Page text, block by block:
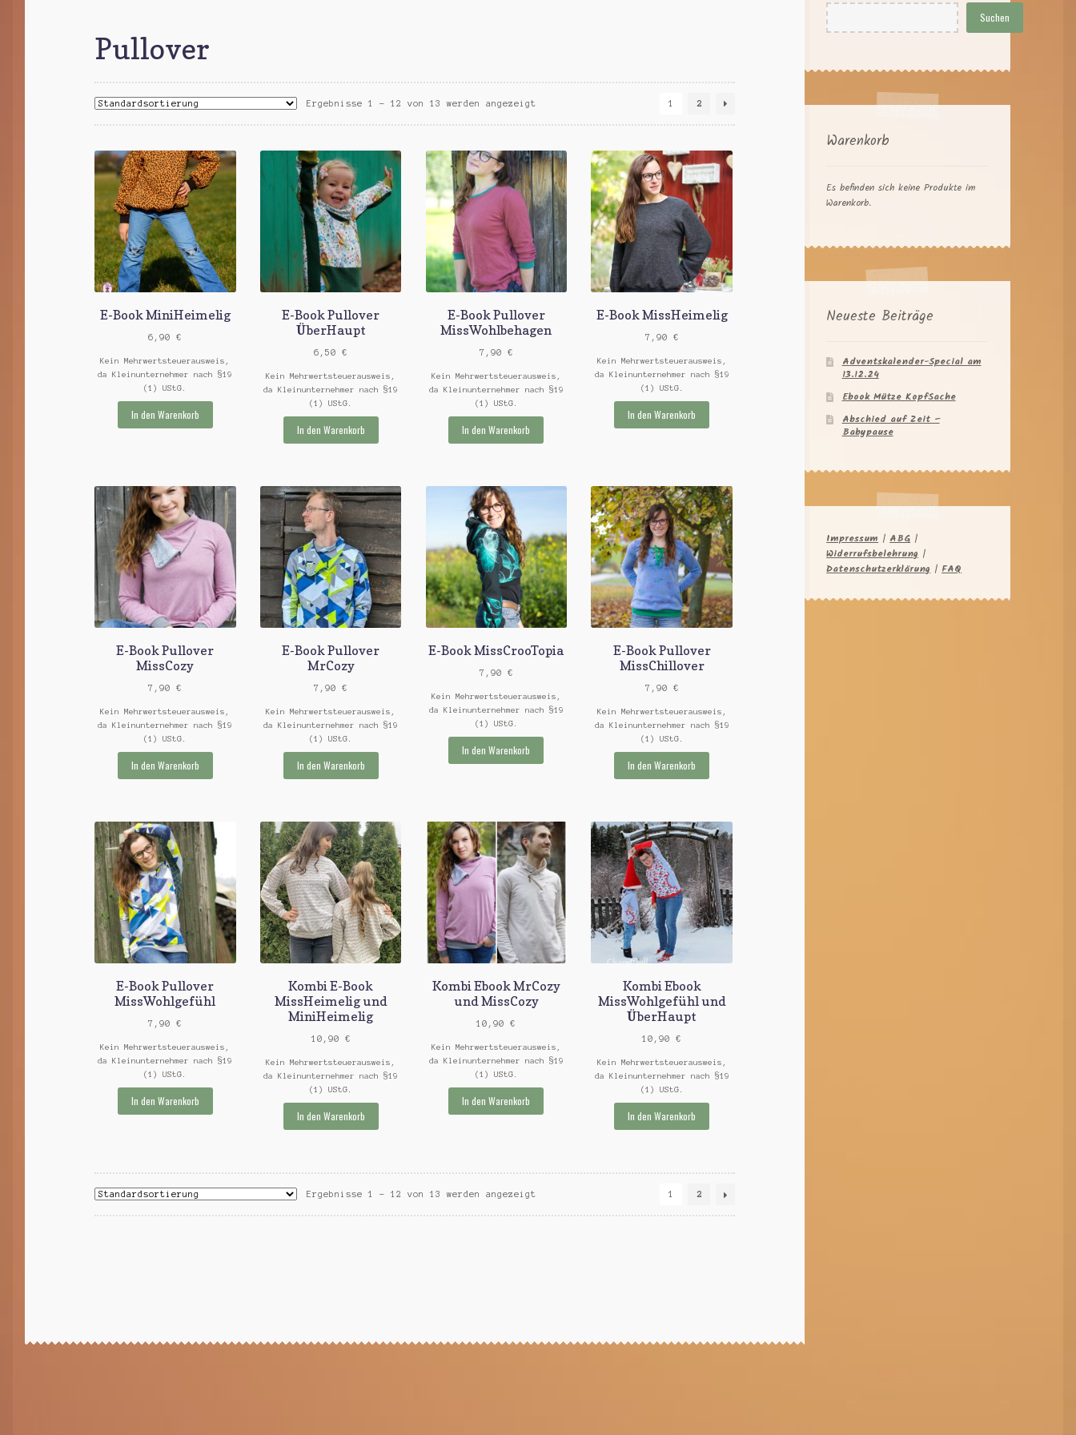
Pullover
Ergebnisse 1 – 12 von 13 werden angezeigt 1 2
E-Book MiniHeimelig
6,90€
Kein Mehrwertsteuerausweis,
da Kleinunternehmer nach §19
(1) UStG.
In den Warenkorb
E-Book Pullover
ÜberHaupt
6,50€
Kein Mehrwertsteuerausweis,
da Kleinunternehmer nach §19
(1) UStG.
In den Warenkorb
E-Book Pullover
MissWohlbehagen
7,90 €
Kein Mehrwertsteuerausweis,
da Kleinunternehmer nach §19
(1) UStG.
In den Warenkorb
E-Book MissHeimelig
7,90 €
Kein Mehrwertsteuerausweis,
da Kleinunternehmer nach §19
(1) UStG.
In den Warenkorb
E-Book Pullover
MissCozy
7,90€
Kein Mehrwertsteuerausweis,
da Kleinunternehmer nach §19
(1) UStG.
In den Warenkorb
E-Book Pullover
MrCozy
7,90€
Kein Mehrwertsteuerausweis,
da Kleinunternehmer nach §19
(1) UStG.
In den Warenkorb
E-Book MissCrooTopia
7,90 €
Kein Mehrwertsteuerausweis,
da Kleinunternehmer nach §19
(1) UStG.
In den Warenkorb
E-Book Pullover
MissChillover
7,90 €
Kein Mehrwertsteuerausweis,
da Kleinunternehmer nach §19
(1) UStG.
In den Warenkorb
E-Book Pullover
MissWohlgefühl
7,90€
Kein Mehrwertsteuerausweis,
da Kleinunternehmer nach §19
(1) UStG.
In den Warenkorb
Kombi E-Book
MissHeimelig und
MiniHeimelig
10,90 €
Kein Mehrwertsteuerausweis,
da Kleinunternehmer nach §19
(1) UStG.
In den Warenkorb
Kombi Ebook MrCozy
und MissCozy
10,90€
Kein Mehrwertsteuerausweis,
da Kleinunternehmer nach §19
(1) UStG.
In den Warenkorb
Kombi Ebook
MissWohlgefühl und
ÜberHaupt
10,90€
Kein Mehrwertsteuerausweis,
da Kleinunternehmer nach §19
(1) UStG.
In den Warenkorb
Ergebnisse 1 – 12 von 13 werden angezeigt 1 2
Suchen
Warenkorb
Es befinden sich keine Produkte im
Warenkorb.
Neueste Beiträge
Adventskalender-Special am
13.12.24
Ebook Mütze KopfSache
Abschied auf Zeit –
Babypause
Impressum|ABG|
Widerrufsbelehrung|
Datenschutzerklärung|FAQ